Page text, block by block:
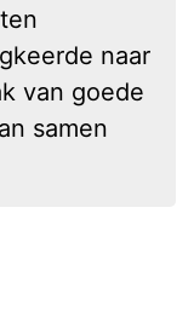
naar
van goede
samen